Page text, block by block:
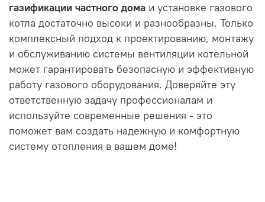
газификации частного дома и установке газового
котла достаточно высоки и разнообразны. Только
комплексный подход к проектированию, монтажу
и обслуживанию системы вентиляции котельной
может гарантировать безопасную и эффективную
работу газового оборудования. Доверяйте эту
ответственную задачу профессионалам и
используйте современные решения - это
поможет вам создать надежную и комфортную
систему отопления в вашем доме!